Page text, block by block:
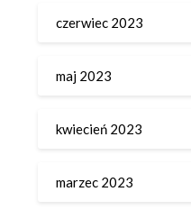
czerwiec 2023
maj 2023
kwiecień 2023
marzec 2023